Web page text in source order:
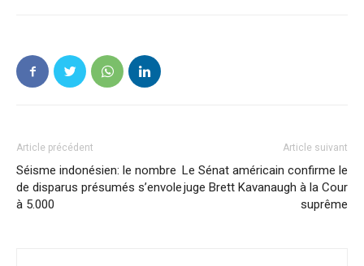
Article précédent
Séisme indonésien: le nombre
de disparus présumés s’envole
à 5.000
Article suivant
Le Sénat américain confirme le
juge Brett Kavanaugh à la Cour
suprême